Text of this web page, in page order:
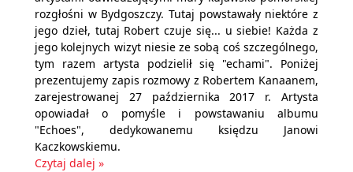
rozgłośni w Bydgoszczy. Tutaj powstawały niektóre z
jego dzieł, tutaj Robert czuje się... u siebie! Każda z
jego kolejnych wizyt niesie ze sobą coś szczególnego,
tym razem artysta podzielił się "echami". Poniżej
prezentujemy zapis rozmowy z Robertem Kanaanem,
zarejestrowanej 27 października 2017 r. Artysta
opowiadał o pomyśle i powstawaniu albumu
"Echoes", dedykowanemu księdzu Janowi
Kaczkowskiemu.
Czytaj dalej »